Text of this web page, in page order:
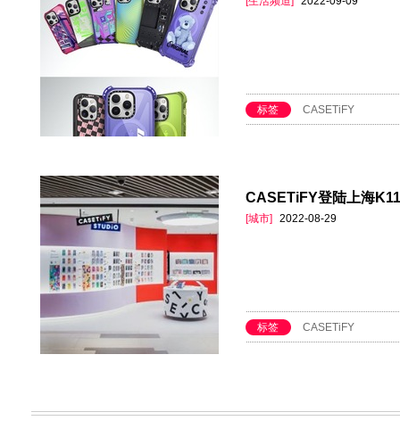
标签 CASETiFY
CASETiFY登陆上海
[城市] 2022-08-29
标签 CASETiFY